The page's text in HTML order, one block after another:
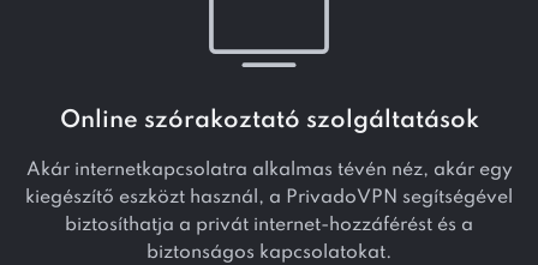
Online szórakoztató szolgáltatások
Akár internetkapcsolatra alkalmas tévén néz, akár egy
kiegészítő eszközt használ, a PrivadoVPN segítségével
biztosíthatja a privát internet-hozzáférést és a
biztonságos kapcsolatokat.